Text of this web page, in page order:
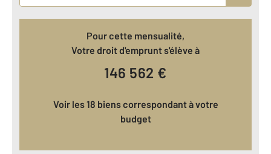
Pour cette mensualité,
Votre droit d'emprunt s'élève à
146 562 €
Voir les 18 biens correspondant à votre
budget